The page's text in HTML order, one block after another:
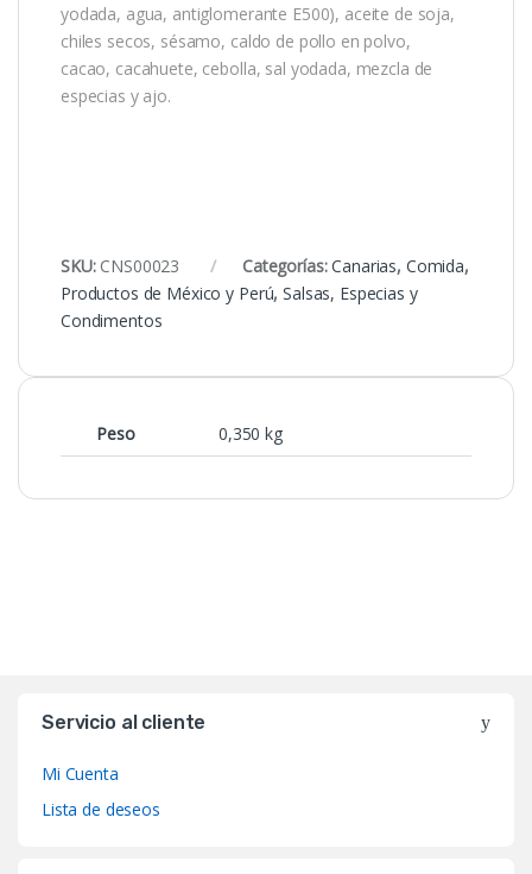
yodada, agua, antiglomerante E500), aceite de soja,
chiles secos, sésamo, caldo de pollo en polvo,
cacao, cacahuete, cebolla, sal yodada, mezcla de
especias y ajo.
SKU: CNS00023 Categorías:Canarias, Comida,
Productos de México y Perú,Salsas, Especias y
Condimentos
Peso 0,350 kg
Servicio al cliente
Mi Cuenta
Lista de deseos